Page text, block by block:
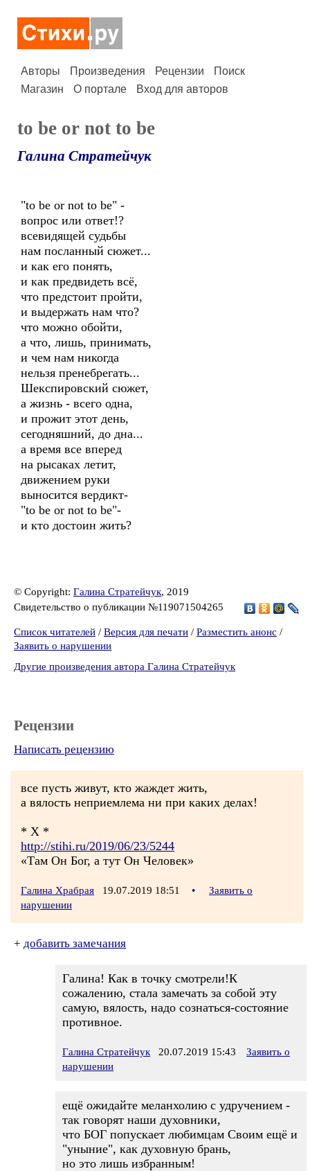
Авторы Произведения Рецензии
Поиск
Магазин
О портале Вход для авторов
to be or not to be
Галина Стратейчук
"to be or not to be" -
вопрос или ответ!?
всевидящей судьбы
нам посланный сюжет...
и как его понять,
и как предвидеть всё,
что предстоит пройти,
и выдержать нам что?
что можно обойти,
а что, лишь, принимать,
и чем нам никогда
нельзя пренебрегать...
Шекспировский сюжет,
а жизнь - всего одна,
и прожит этот день,
сегодняшний, до дна...
а время все вперед
на рысаках летит,
движением руки
выносится вердикт-
"to be or not to be"-
и кто достоин жить?
© Copyright: Галина Стратейчук, 2019
Свидетельство о публикации №119071504265
Список читателей / Версия для печати / Разместить анонс /
Заявить о нарушении
Другие произведения автора Галина Стратейчук
Рецензии
Написать рецензию
все пусть живут, кто жаждет жить,
а вялость неприемлема ни при каких делах!
* Х *
http://stihi.ru/2019/06/23/5244
«Там Он Бог, а тут Он Человек»
Галина Храбрая 19.07.2019 18:51 •
Заявить о
нарушении
+ добавить замечания
Галина! Как в точку смотрели!К
сожалению, стала замечать за собой эту
самую, вялость, надо сознаться-состояние
противное.
Галина Стратейчук 20.07.2019 15:43
Заявить о
нарушении
ещё ожидайте меланхолию с удручением -
так говорят наши духовники,
что БОГ попускает любимцам Своим ещё и
"уныние", как духовную брань,
но это лишь избранным!